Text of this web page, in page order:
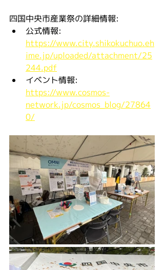
四国中央市産業祭の詳細情報:
公式情報:
https://www.city.shikokuchuo.eh
ime.jp/uploaded/attachment/25
244.pdf
イベント情報:
https://www.cosmos-
network.jp/cosmos_blog/27864
0/